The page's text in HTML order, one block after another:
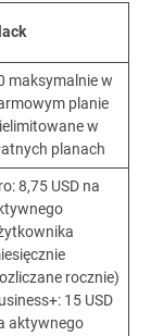
maksymalnie w
planie
w
planach
8,75 USD na
rocznie)
15 USD
aktywnego